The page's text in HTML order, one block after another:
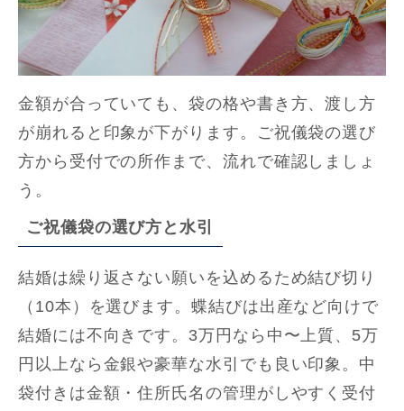
金額が合っていても、袋の格や書き方、渡し方
が崩れると印象が下がります。ご祝儀袋の選び
方から受付での所作まで、流れで確認しましょ
う。
ご祝儀袋の選び方と水引
結婚は繰り返さない願いを込めるため結び切り
（10本）を選びます。蝶結びは出産など向けで
結婚には不向きです。3万円なら中〜上質、5万
円以上なら金銀や豪華な水引でも良い印象。中
袋付きは金額・住所氏名の管理がしやすく受付